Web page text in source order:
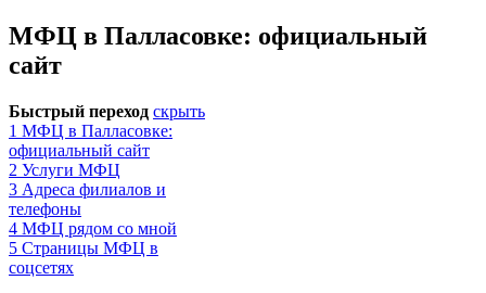
МФЦ в Палласовке: официальный
сайт
Быстрый переход скрыть
1 МФЦ в Палласовке:
официальный сайт
2 Услуги МФЦ
3 Адреса филиалов и
телефоны
4 МФЦ рядом со мной
5 Страницы МФЦ в
соцсетях